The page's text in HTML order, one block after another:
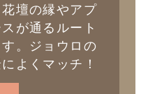
壇の縁やアプ
が通るルート
。ジョウロの
よくマッチ！